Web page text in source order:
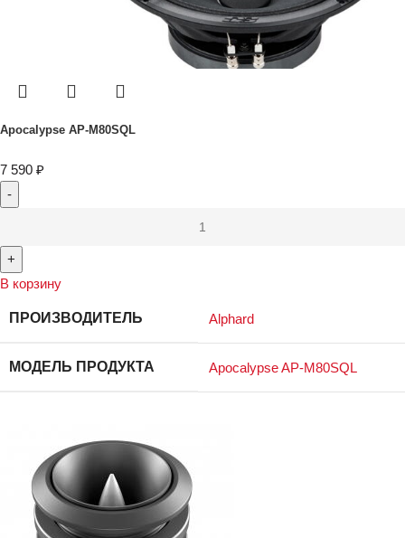
Apocalypse AP-M80SQL
7 590 ₽
В корзину
ПРОИЗВОДИТЕЛЬ Alphard
МОДЕЛЬ ПРОДУКТА Apocalypse AP-M80SQL